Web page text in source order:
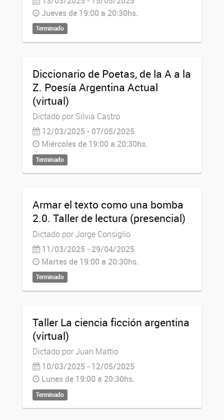
Jueves de 19:00 a 20:30hs.
Terminado
Diccionario de Poetas, de la A a la
Z. Poesía Argentina Actual
(virtual)
Dictado por Silvia Castro
12/03/2025 - 07/05/2025
Miércoles de 19:00 a 20:30hs.
Terminado
Armar el texto como una bomba
2.0. Taller de lectura (presencial)
Dictado por Jorge Consiglio
11/03/2025 - 29/04/2025
Martes de 19:00 a 20:30hs.
Terminado
Taller La ciencia ficción argentina
(virtual)
Dictado por Juan Mattio
10/03/2025 - 12/05/2025
Lunes de 19:00 a 20:30hs.
Terminado